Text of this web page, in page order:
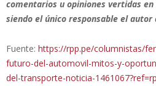
comentarios u opiniones vertidas
siendo el único responsable el autor
Fuente: https://rpp.pe/columnistas/
futuro-del-automovil-mitos-y-
del-transporte-noticia-